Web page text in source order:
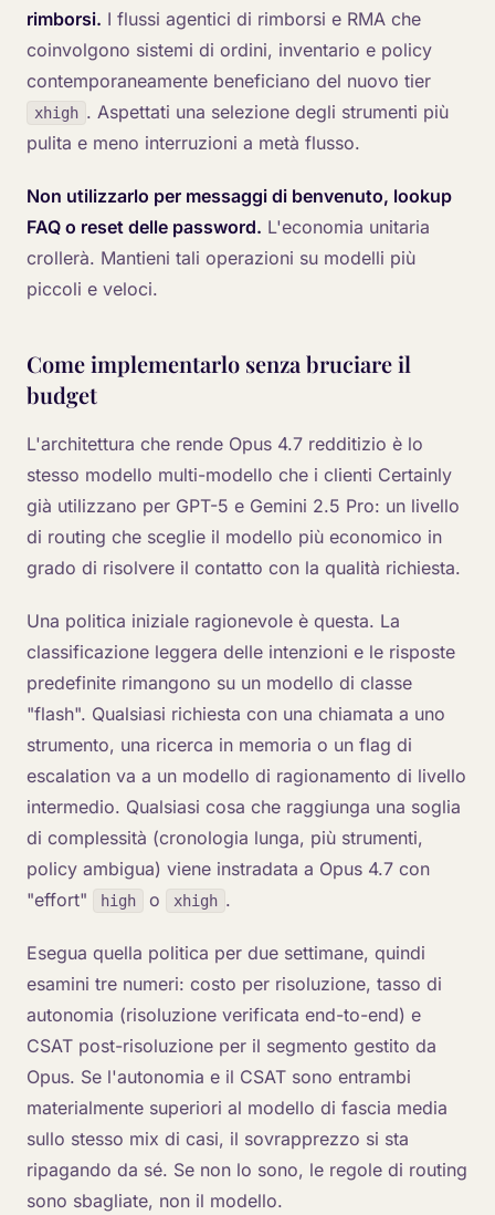
rimborsi. I flussi agentici di rimborsi e RMA che
coinvolgono sistemi di ordini, inventario e policy
contemporaneamente beneficiano del nuovo tier
xhigh . Aspettati una selezione degli strumenti più
pulita e meno interruzioni a metà flusso.
Non utilizzarlo per messaggi di benvenuto, lookup
FAQ o reset delle password. L'economia unitaria
crollerà. Mantieni tali operazioni su modelli più
piccoli e veloci.
Come implementarlo senza bruciare il
budget
L'architettura che rende Opus 4.7 redditizio è lo
stesso modello multi-modello che i clienti Certainly
già utilizzano per GPT-5 e Gemini 2.5 Pro: un livello
di routing che sceglie il modello più economico in
grado di risolvere il contatto con la qualità richiesta.
Una politica iniziale ragionevole è questa. La
classificazione leggera delle intenzioni e le risposte
predefinite rimangono su un modello di classe
"flash". Qualsiasi richiesta con una chiamata a uno
strumento, una ricerca in memoria o un flag di
escalation va a un modello di ragionamento di livello
intermedio. Qualsiasi cosa che raggiunga una soglia
di complessità (cronologia lunga, più strumenti,
policy ambigua) viene instradata a Opus 4.7 con
"effort"
high o xhigh .
Esegua quella politica per due settimane, quindi
esamini tre numeri: costo per risoluzione, tasso di
autonomia (risoluzione verificata end-to-end) e
CSAT post-risoluzione per il segmento gestito da
Opus. Se l'autonomia e il CSAT sono entrambi
materialmente superiori al modello di fascia media
sullo stesso mix di casi, il sovrapprezzo si sta
ripagando da sé. Se non lo sono, le regole di routing
sono sbagliate, non il modello.